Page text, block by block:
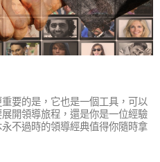
要的是，它也是一個工具，可以
開領導旅程，還是你是一位經驗
不過時的領導經典值得你隨時拿